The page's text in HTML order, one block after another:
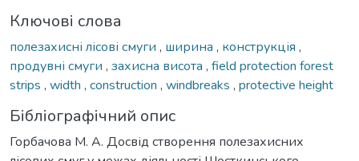
Ключові слова
полезахисні лісові смуги , ширина , конструкція ,
продувні смуги , захисна висота , field protection forest
strips , width , construction , windbreaks , protective height
Бібліографічний опис
Горбачова М. А. Досвід створення полезахисних